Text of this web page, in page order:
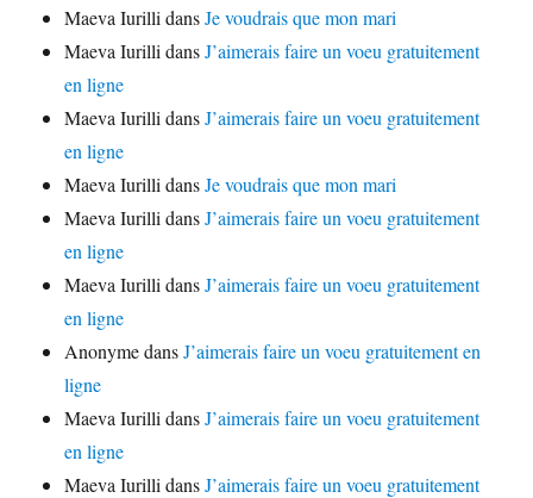
Maeva Iurilli dansJe voudrais que mon mari
Maeva Iurilli dansJ’aimerais faire un voeu gratuitement
en ligne
Maeva Iurilli dansJ’aimerais faire un voeu gratuitement
en ligne
Maeva Iurilli dansJe voudrais que mon mari
Maeva Iurilli dansJ’aimerais faire un voeu gratuitement
en ligne
Maeva Iurilli dansJ’aimerais faire un voeu gratuitement
en ligne
AnonymedansJ’aimerais faire un voeu gratuitement en
ligne
Maeva Iurilli dansJ’aimerais faire un voeu gratuitement
en ligne
Maeva Iurilli dansJ’aimerais faire un voeu gratuitement